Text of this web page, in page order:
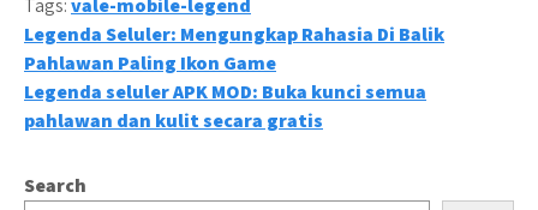
Tags:vale-mobile-legend
Post
navigation
Legenda Seluler: Mengungkap Rahasia Di Balik
Pahlawan Paling Ikon Game
Legenda seluler APK MOD: Buka kunci semua
pahlawan dan kulit secara gratis
Search